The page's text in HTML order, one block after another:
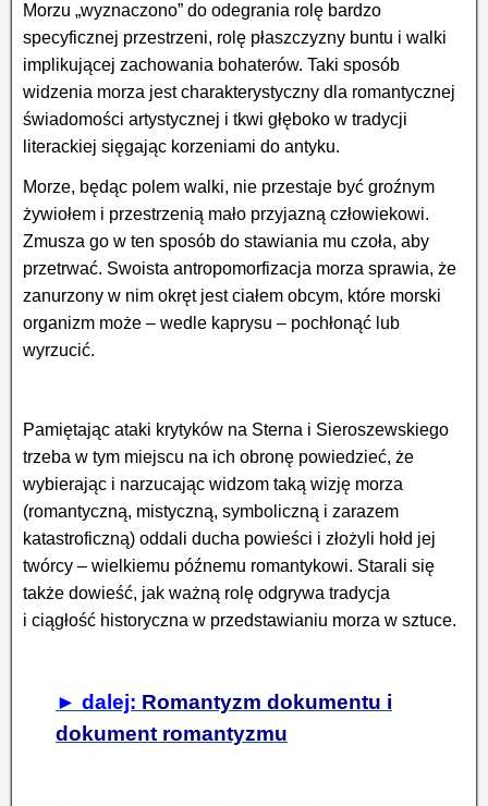
Morzu „wyznaczono” do odegrania rolę bardzo
specyficznej przestrzeni, rolę płaszczyzny buntu i walki
implikującej zachowania bohaterów. Taki sposób
widzenia morza jest charakterystyczny dla romantycznej
świadomości artystycznej i tkwi głęboko w tradycji
literackiej sięgając korzeniami do antyku.
Morze, będąc polem walki, nie przestaje być groźnym
żywiołem i przestrzenią mało przyjazną człowiekowi.
Zmusza go w ten sposób do stawiania mu czoła, aby
przetrwać. Swoista antro­po­mor­fi­zacja morza sprawia, że
zanurzony w nim okręt jest ciałem obcym, które morski
organizm może – wedle kaprysu – pochłonąć lub
wyrzucić.
Pamiętając ataki krytyków na Sterna i Sieroszewskiego
trzeba w tym miejscu na ich obronę powiedzieć, że
wybierając i narzucając widzom taką wizję morza
(romantyczną, mistyczną, symboliczną i zarazem
katastroficzną) oddali ducha powieści i złożyli hołd jej
twórcy – wielkiemu późnemu romantykowi. Starali się
także dowieść, jak ważną rolę odgrywa tradycja
i ciągłość historyczna w przedstawianiu morza w sztuce.
► dalej: Romantyzm dokumentu i
dokument romantyzmu